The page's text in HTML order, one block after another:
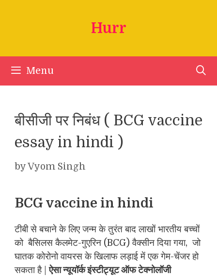
Hurr
Menu
बीसीजी पर निबंध ( BCG vaccine
essay in hindi )
byVyom Singh
BCG vaccine in hindi
टीबी से बचाने के लिए जन्म के तुरंत बाद लाखों भारतीय बच्चों
को बैसिलस कैलमेट-गुएरिन (BCG) वैक्सीन दिया गया, जो
घातक कोरोनो वायरस के खिलाफ लड़ाई में एक गेम-चेंजर हो
सकता है |ऐसा न्यूयॉर्क इंस्टीट्यूट ऑफ टेक्नोलॉजी